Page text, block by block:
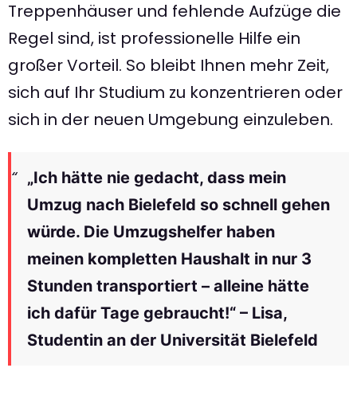
Treppenhäuser und fehlende Aufzüge die
Regel sind, ist professionelle Hilfe ein
großer Vorteil. So bleibt Ihnen mehr Zeit,
sich auf Ihr Studium zu konzentrieren oder
sich in der neuen Umgebung einzuleben.
„Ich hätte nie gedacht, dass mein
Umzug nach Bielefeld so schnell gehen
würde. Die Umzugshelfer haben
meinen kompletten Haushalt in nur 3
Stunden transportiert – alleine hätte
ich dafür Tage gebraucht!“ – Lisa,
Studentin an der Universität Bielefeld